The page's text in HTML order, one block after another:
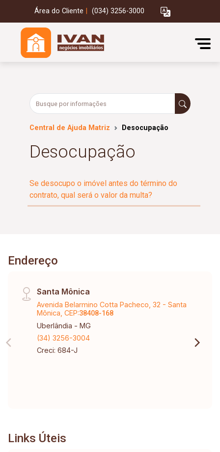
Área do Cliente (034) 3256-3000
Central de Ajuda Matriz Desocupação
Desocupação
Se desocupo o imóvel antes do término do
contrato, qual será o valor da multa?
Endereço
Santa Mônica
Avenida Belarmino Cotta Pacheco, 32 - Santa
Mônica, CEP:38408-168
Uberlândia - MG
(34) 3256-3004
Creci: 684-J
Links Úteis